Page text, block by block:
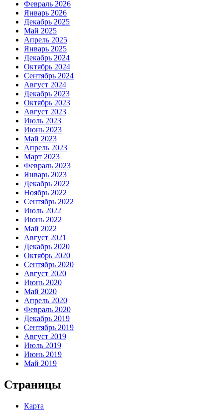
Февраль 2026
Январь 2026
Декабрь 2025
Май 2025
Апрель 2025
Январь 2025
Декабрь 2024
Октябрь 2024
Сентябрь 2024
Август 2024
Декабрь 2023
Октябрь 2023
Август 2023
Июль 2023
Июнь 2023
Май 2023
Апрель 2023
Март 2023
Февраль 2023
Январь 2023
Декабрь 2022
Ноябрь 2022
Сентябрь 2022
Июль 2022
Июнь 2022
Май 2022
Август 2021
Декабрь 2020
Октябрь 2020
Сентябрь 2020
Август 2020
Июнь 2020
Май 2020
Апрель 2020
Февраль 2020
Декабрь 2019
Сентябрь 2019
Август 2019
Июль 2019
Июнь 2019
Май 2019
Страницы
Карта